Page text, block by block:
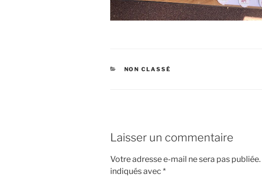
CATÉGORIES
NON CLASSÉ
Laisser un commentaire
Votre adresse e-mail ne sera pas publiée.
indiqués avec *